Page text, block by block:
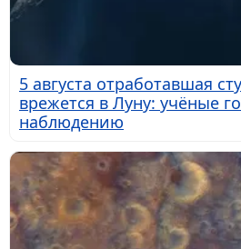
5 августа отработавшая
врежется в Луну: учёные
наблюдению